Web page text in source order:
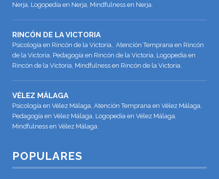
Nerja, Logopedia en Nerja, Mindfulness en Nerja.
RINCÓN DE LA VICTORIA
Psicología en Rincón de la Victoria, Atención Temprana en Rincón
de la Victoria, Pedagogía en Rincón de la Victoria, Logopedia en
Rincón de la Victoria, Mindfulness en Rincón de la Victoria.
VÉLEZ MÁLAGA
Psicología en Vélez Málaga, Atención Temprana en Vélez Málaga,
Pedagogía en Vélez Málaga, Logopedia en Vélez Málaga,
Mindfulness en Vélez Málaga.
POPULARES